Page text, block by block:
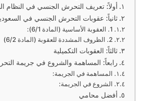
أولاً: تعريف التحرش الجنسي في النظام
ثانياً: عقوبات التحرش الجنسي في
1. العقوبة الأساسية (المادة 6/1):
2. الظروف المشددة للعقوبة (المادة 6/2)
ثالثاً: العقوبات التكميلية
رابعاً: المساهمة والشروع في جريمة
المساهمة في الجريمة:
الشروع في الجريمة:
أفضل محامي